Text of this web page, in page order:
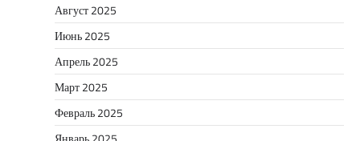
Август 2025
Июнь 2025
Апрель 2025
Март 2025
Февраль 2025